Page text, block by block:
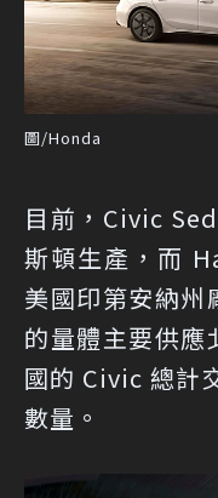
圖/Honda
目前，Civic
斯頓生產，而
美國印第安納州
的量體主要供應
國的 Civic 總計
數量。